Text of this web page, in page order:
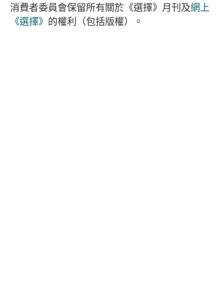
消費者委員會保留所有關於《選擇》月刊及網上
《選擇》 的權利（包括版權）。